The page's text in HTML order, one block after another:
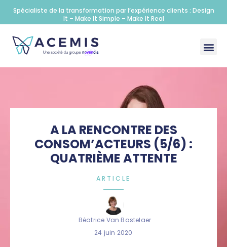
Spécialiste de la transformation par l’expérience clients : Design
It – Make It Simple – Make It Real
A LA RENCONTRE DES
CONSOM’ACTEURS (5/6) :
QUATRIÈME ATTENTE
ARTICLE
Béatrice Van Bastelaer
24 juin 2020